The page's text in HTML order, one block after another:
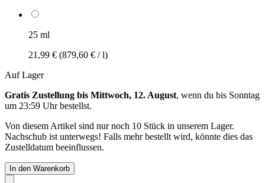
25 ml
21,99 € (879,60 € / l)
Auf Lager
Gratis Zustellung bis Mittwoch, 12. August, wenn du bis Sonntag
um 23:59 Uhrbestellst.
Von diesem Artikel sind nur noch 10 Stück in unserem Lager.
Nachschub ist unterwegs! Falls mehr bestellt wird, könnte dies das
Zustelldatum beeinflussen.
In den Warenkorb